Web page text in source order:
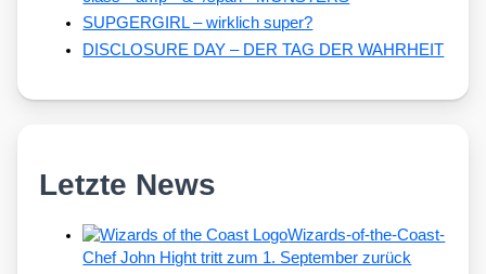
SUPGERGIRL – wirklich super?
DISCLOSURE DAY – DER TAG DER WAHRHEIT
Letzte News
Wizards-of-the-Coast-
Chef John Hight tritt zum 1. September zurück